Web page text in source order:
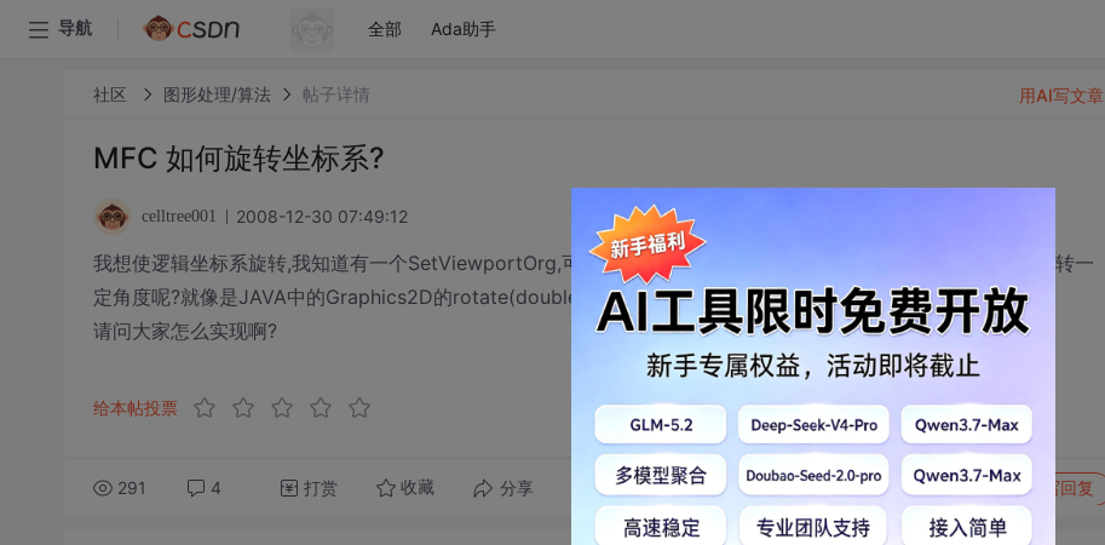
导航 全部 Ada助手
社区 图形处理/算法 帖子详情
MFC 如何旋转坐标系?
celltree001 2008-12-30 07:49:12
我想使逻辑坐标系旋转,我知道有一个SetViewportOrg,可以改变原点,也就是平移坐标系了,但是怎么使坐标系能旋转一
定角度呢?就像是JAVA中的Graphics2D的rotate(double theta)这个函数一样?
请问大家怎么实现啊?
给本帖投票
291 4 打赏 收藏 分享 转发到动态 举报 写回复
用AI写文章